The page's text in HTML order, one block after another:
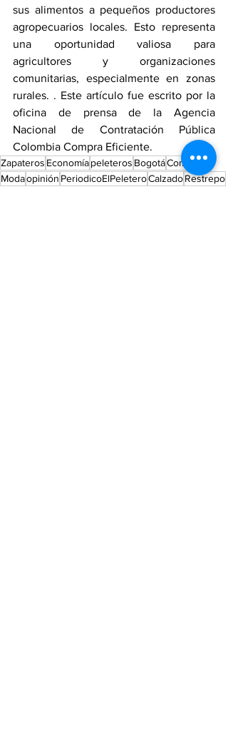
sus alimentos a pequeños productores
agropecuarios locales. Esto representa
una oportunidad valiosa para
agricultores y organizaciones
comunitarias, especialmente en zonas
rurales. . Este artículo fue escrito por la
oficina de prensa de la Agencia
Nacional de Contratación Pública
Colombia Compra Eficiente.
Zapateros Economíapeleteros BogotáComercio
Modaopinión PeriodicoElPeleteroCalzadoRestrepo